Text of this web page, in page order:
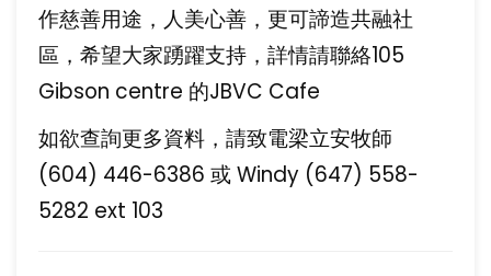
作慈善用途，人美心善，更可諦造共融社
區，希望大家踴躍支持，詳情請聯絡105
Gibson centre 的JBVC Cafe
如欲查詢更多資料，請致電梁立安牧師
(604) 446-6386 或 Windy (647) 558-
5282 ext 103